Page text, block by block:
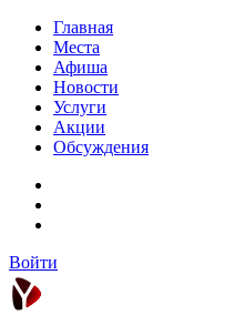
Главная
Места
Афиша
Новости
Услуги
Акции
Обсуждения
Войти